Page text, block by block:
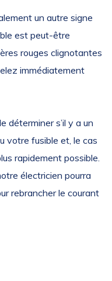
un autre signe
est peut-être
rouges clignotantes
immédiatement
déterminer s’il y a un
votre fusible et, le cas
rapidement possible.
électricien pourra
rebrancher le courant